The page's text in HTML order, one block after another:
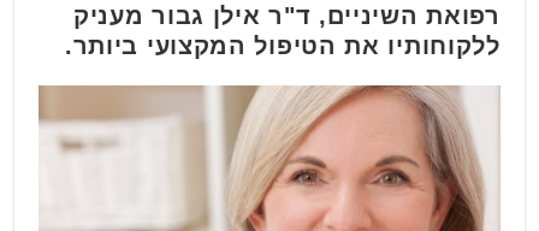
רפואת השיניים, ד"ר אילן גבור מעניק
ללקוחותיו את הטיפול המקצועי ביותר.